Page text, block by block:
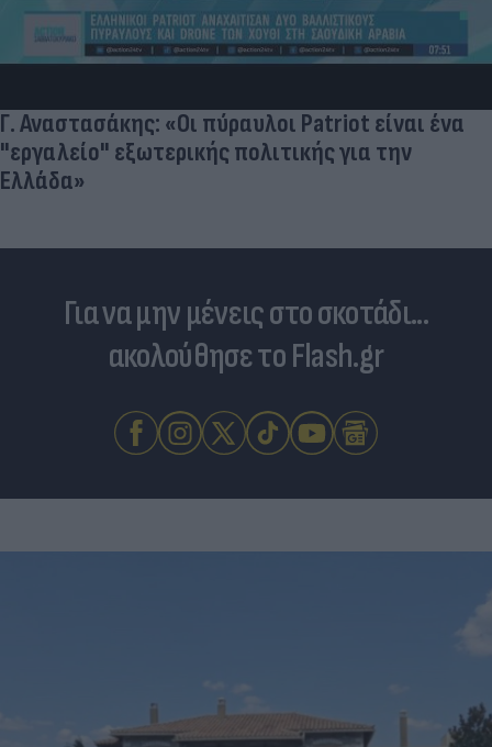
Νέο ράλι ανόδου στα καύσιμα: Πού κυμαίνονται
πλέον οι τιμές σε αμόλυβδη και ντίζελ
Για να μην μένεις στο σκοτάδι...
ακολούθησε το Flash.gr